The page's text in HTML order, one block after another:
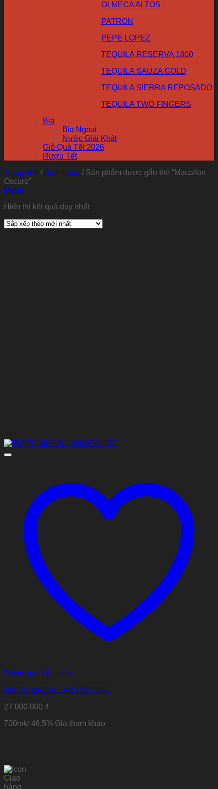
OLMECA ALTOS
PATRON
PEPE LOPEZ
TEQUILA RESERVA 1800
TEQUILA SAUZA GOLD
TEQUILA SIERRA REPOSADO
TEQUILA TWO FINGERS
Bia
Bia Ngoại
Nước Giải Khát
Giỏ Quà Tết 2026
Rượu Tết
Trang chủ / Sản phẩm / Sản phẩm được gắn thẻ “Macallan
Oscuro”
Menu
Hiển thị kết quả duy nhất
Thêm vào Yêu thích
RƯỢU MACALLAN OSCURO
27.000.000 ₫
700mk/ 46,5% Giá tham khảo